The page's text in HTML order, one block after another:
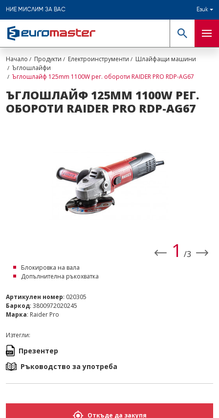
НИЕ МИСЛИМ ЗА ВАС Език
Търсене
Начало Продукти Електроинструменти
Шлайфащи машини
Ъглошлайфи
Ъглошлайф 125mm 1100W рег. обороти RAIDER PRO RDP-AG67
ЪГЛОШЛАЙФ 125MM 1100W РЕГ.
ОБОРОТИ RAIDER PRO RDP-AG67
1 /3
Блокировка на вала
Допълнителна ръкохватка
Артикулен номер: 020305
Баркод: 3800972020245
Марка: Raider Pro
Изтегли:
Презентер
Ръководство за употреба
Откъде да закупя